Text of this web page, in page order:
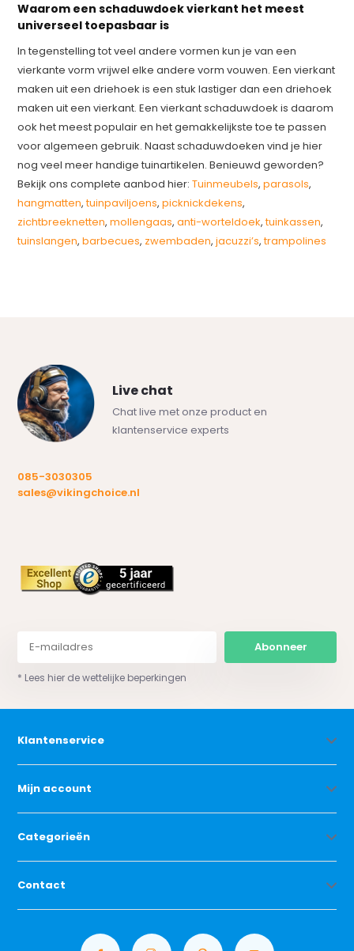
Waarom een schaduwdoek vierkant het meest
universeel toepasbaar is
In tegenstelling tot veel andere vormen kun je van een
vierkante vorm vrijwel elke andere vorm vouwen. Een vierkant
maken uit een driehoek is een stuk lastiger dan een driehoek
maken uit een vierkant. Een vierkant schaduwdoek is daarom
ook het meest populair en het gemakkelijkste toe te passen
voor algemeen gebruik. Naast schaduwdoeken vind je hier
nog veel meer handige tuinartikelen. Benieuwd geworden?
Bekijk ons complete aanbod hier:Tuinmeubels,parasols,
hangmatten,tuinpaviljoens,picknickdekens,
zichtbreeknetten,mollengaas,anti-worteldoek,tuinkassen,
tuinslangen,barbecues, zwembaden,jacuzzi’s,trampolines
Live chat
Chat live met onze product en
klantenservice experts
085-3030305
sales@vikingchoice.nl
Abonneer
* Lees hier de wettelijke beperkingen
Klantenservice
Mijn account
Categorieën
Contact